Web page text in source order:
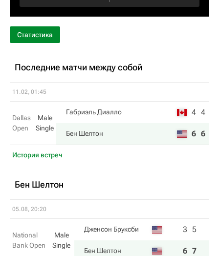
Статистика
Последние матчи между собой
11.02, 01:45
Dallas
Open
Male
Single
Габриэль Диалло 4 4
Бен Шелтон 6 6
История встреч
Бен Шелтон
05.08, 20:20
National
Bank Open
Male
Single
Дженсон Бруксби 3 5
Бен Шелтон 6 7